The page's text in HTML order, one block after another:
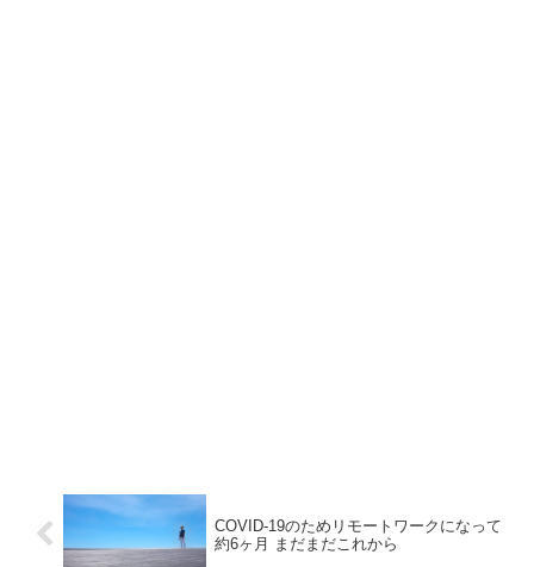
COVID-19のためリモートワークになって
約6ヶ月 まだまだこれから